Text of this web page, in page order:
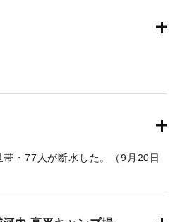
・77人が断水した。（9月20日